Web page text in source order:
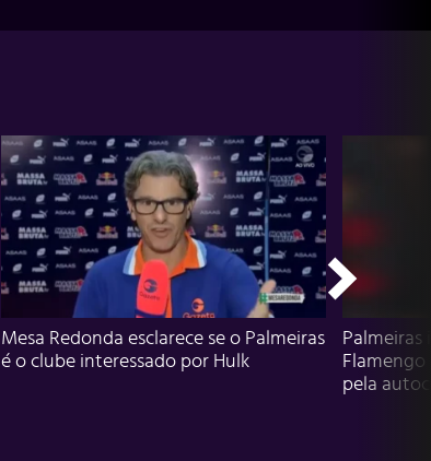
Mesa Redonda esclarece se o Palmeiras
é o clube interessado por Hulk
Flamengo
pela